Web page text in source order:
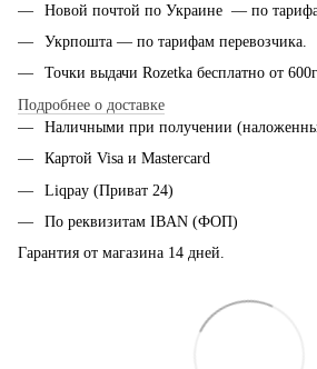
Новой почтой по Украине — по
Укрпошта — по тарифам перевозчика.
Точки выдачи Rozetka бесплатно от
Подробнее о доставке
Наличными при получении
Картой Visa и Mastercard
Liqpay (Приват 24)
По реквизитам IBAN (ФОП)
Гарантия от магазина 14 дней.